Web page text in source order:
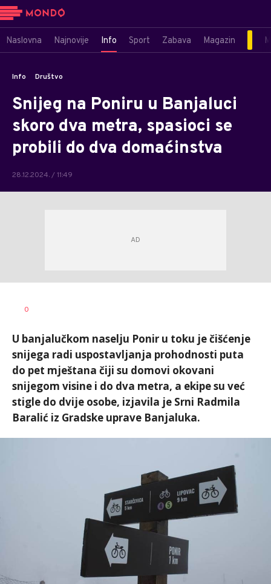
Naslovna Najnovije Info Sport Zabava Magazin
Info Društvo
Snijeg na Poniru u Banjaluci
skoro dva metra, spasioci se
probili do dva domaćinstva
28.12.2024. / 11:49
AUTOR
0
U banjalučkom naselju Ponir u toku je čišćenje
snijega radi uspostavljanja prohodnosti puta
do pet mještana čiji su domovi okovani
snijegom visine i do dva metra, a ekipe su već
stigle do dvije osobe, izjavila je Srni Radmila
Baralić iz Gradske uprave Banjaluka.